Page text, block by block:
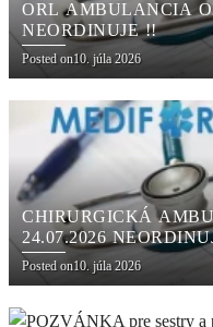
ORL AMBULANCIA
NEORDINUJE !!
Posted on10. júla 2026
CHIRURGICKÁ
24.07.2026
Posted on10. júla 2026